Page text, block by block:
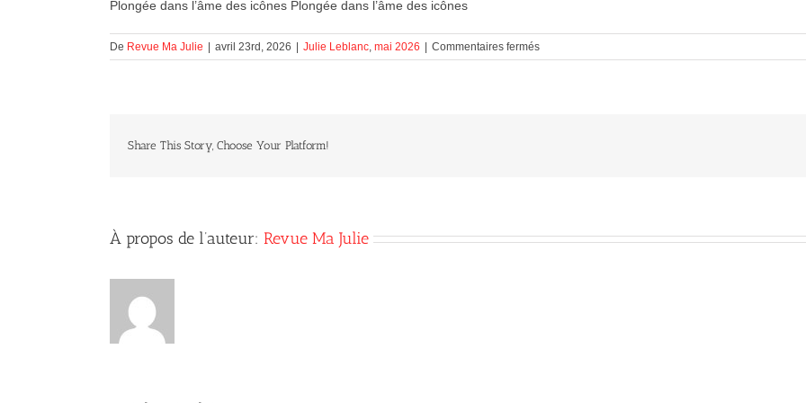
Plongée dans l’âme des icônes Plongée dans l’âme des icônes
De Revue Ma Julie avril 23rd, 2026 Julie Leblanc, mai 2026 Commentaires ferméssur
Plongée
Share This Story, Choose Your Platform!
À propos de l’auteur: Revue Ma Julie